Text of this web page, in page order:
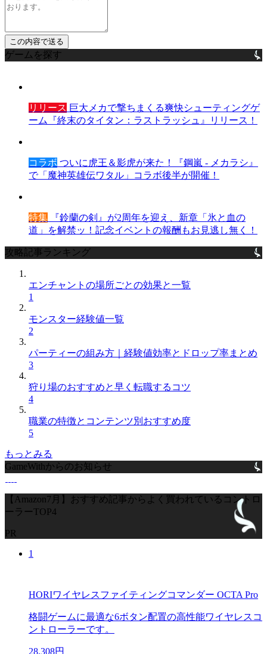
ゲームを探す
リリース 巨大メカで撃ちまくる爽快シューティングゲ
ーム『終末のタイタン：ラストラッシュ』リリース！
コラボ ついに虎王＆影虎が来た！『鋼嵐 - メカラシ』
で「魔神英雄伝ワタル」コラボ後半が開催！
特集 『鈴蘭の剣』が2周年を迎え、新章「氷と血の
道」を解禁ッ！記念イベントの報酬もお見逃し無く！
攻略記事ランキング
エンチャントの場所ごとの効果と一覧
1
モンスター経験値一覧
2
パーティーの組み方｜経験値効率とドロップ率まとめ
3
狩り場のおすすめと早く転職するコツ
4
職業の特徴とコンテンツ別おすすめ度
5
もっとみる
GameWithからのお知らせ
【Amazon7月】おすすめ記事からよく買われているコントロ
ーラーTOP4
PR
1
HORIワイヤレスファイティングコマンダー OCTA Pro
格闘ゲームに最適な6ボタン配置の高性能ワイヤレスコ
ントローラーです。
28,308円